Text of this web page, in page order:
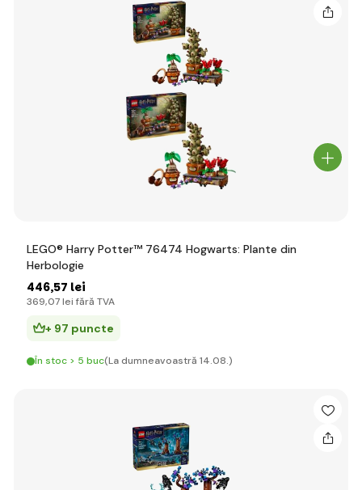
LEGO® Harry Potter™ 76474 Hogwarts: Plante din
Herbologie
446,57 lei
369,07 lei fără TVA
+ 97 puncte
În stoc > 5 buc(La dumneavoastră 14.08.)